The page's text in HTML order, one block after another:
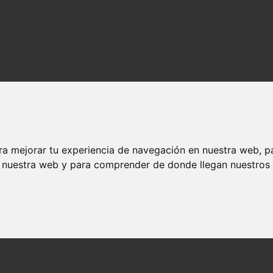
mejorar tu experiencia de navegación en nuestra web,
web y para comprender de donde llegan